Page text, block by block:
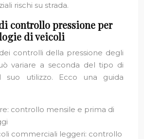
rischi su strada.
controllo pressione per
di veicoli
controlli della pressione degli
variare a seconda del tipo di
suo utilizzo. Ecco una guida
controllo mensile e prima di
commerciali leggeri: controllo